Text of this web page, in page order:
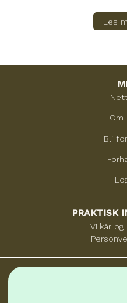
Les
Om
Bli
PRAKTISK
Vilkår